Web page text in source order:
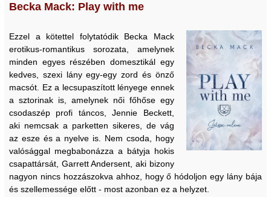
Becka Mack: Play with me
Ezzel a kötettel folytatódik Becka Mack
erotikus-romantikus sorozata, amelynek
minden egyes részében domesztikál egy
kedves, szexi lány egy-egy zord és önző
macsót. Ez a lecsupaszított lényege ennek
a sztorinak is, amelynek női főhőse egy
csodaszép profi táncos, Jennie Beckett,
aki nemcsak a parketten sikeres, de vág
az esze és a nyelve is. Nem csoda, hogy
valósággal megbabonázza a bátyja hokis
csapattársát, Garrett Andersent, aki bizony
nagyon nincs hozzászokva ahhoz, hogy ő hódoljon egy lány bája
és szellemessége előtt - most azonban ez a helyzet.